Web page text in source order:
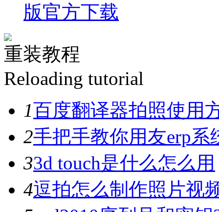
版官方下载
重装教程
Reloading tutorial
1百度翻译器拍照使用
2手把手教你用友erp系
33d touch是什么怎么用
4逗拍怎么制作照片视